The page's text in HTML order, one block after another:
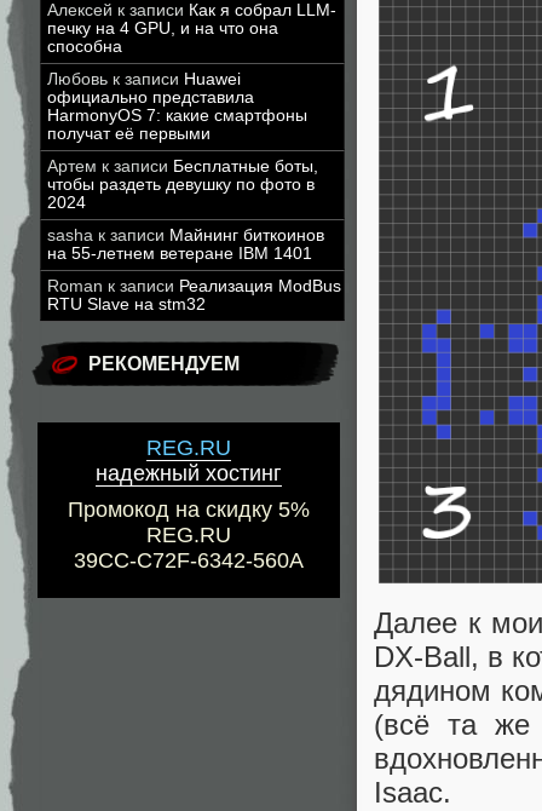
Алексей к записи Как я собрал LLM-
печку на 4 GPU, и на что она
способна
Любовь к записи Huawei
официально представила
HarmonyOS 7: какие смартфоны
получат её первыми
Артем к записи Бесплатные боты,
чтобы раздеть девушку по фото в
2024
sasha к записи Майнинг биткоинов
на 55-летнем ветеране IBM 1401
Roman к записи Реализация ModBus
RTU Slave на stm32
РЕКОМЕНДУЕМ
REG.RU
надежный хостинг
Промокод на скидку 5%
REG.RU
39CC-C72F-6342-560A
Далее к
DX-Ball, в
дядином
(всё та же
Isaac.